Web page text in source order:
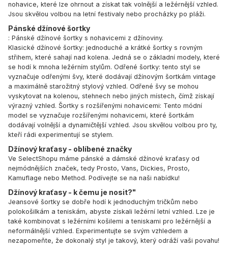
nohavice, které lze ohrnout a získat tak volnější a ležérnější vzhled.
Jsou skvělou volbou na letní festivaly nebo procházky po pláži.
Pánské džínové šortky
: Pánské džínové šortky s nohavicemi z džínoviny.
Klasické džínové šortky: jednoduché a krátké šortky s rovným
střihem, které sahají nad kolena. Jedná se o základní modely, které
se hodí k mnoha ležérním stylům. Odřené šortky: tento styl se
vyznačuje odřenými švy, které dodávají džínovým šortkám vintage
a maximálně starožitný stylový vzhled. Odřené švy se mohou
vyskytovat na kolenou, stehnech nebo jiných místech, čímž získají
výrazný vzhled. Šortky s rozšířenými nohavicemi: Tento módní
model se vyznačuje rozšířenými nohavicemi, které šortkám
dodávají volnější a dynamičtější vzhled. Jsou skvělou volbou pro ty,
kteří rádi experimentují se stylem.
Džínový kraťasy - oblíbené značky
Ve SelectShopu máme pánské a dámské džínové kraťasy od
nejmódnějších značek, tedy Prosto, Vans, Dickies, Prosto,
Kamuflage nebo Method. Podívejte se na naši nabídku!
Džínový kraťasy - k čemu je nosit?"
Jeansové šortky se dobře hodí k jednoduchým tričkům nebo
polokošilkám a teniskám, abyste získali ležérní letní vzhled. Lze je
také kombinovat s ležérními košilemi a teniskami pro ležérnější a
neformálnější vzhled. Experimentujte se svým vzhledem a
nezapomeňte, že dokonalý styl je takový, který odráží vaši povahu!